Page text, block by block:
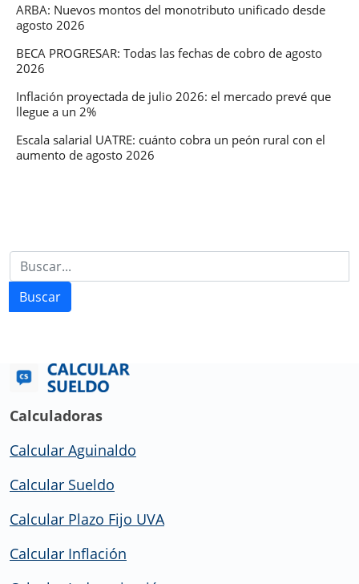
ARBA: Nuevos montos del monotributo unificado desde
agosto 2026
BECA PROGRESAR: Todas las fechas de cobro de agosto
2026
Inflación proyectada de julio 2026: el mercado prevé que
llegue a un 2%
Escala salarial UATRE: cuánto cobra un peón rural con el
aumento de agosto 2026
Buscar
Calculadoras
Calcular Aguinaldo
Calcular Sueldo
Calcular Plazo Fijo UVA
Calcular Inflación